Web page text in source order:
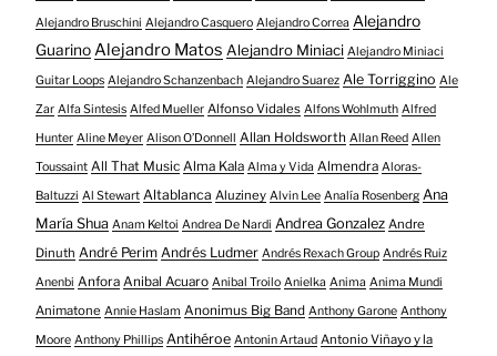
Alejandro Bruschini Alejandro Casquero Alejandro Correa Alejandro
GuarinoAlejandro Matos Alejandro Miniaci Alejandro Miniaci
Guitar Loops Alejandro Schanzenbach Alejandro Suarez Ale Torriggino Ale
Zar Alfa Sintesis Alfed Mueller Alfonso Vidales Alfons Wohlmuth Alfred
Hunter Aline Meyer Alison O​’​Donnell Allan Holdsworth Allan Reed Allen
Toussaint All That Music Alma Kala Alma y Vida Almendra Aloras-
Baltuzzi Al Stewart Altablanca Aluziney Alvin Lee Analía Rosenberg Ana
María Shua Anam Keltoi Andrea De Nardi Andrea Gonzalez Andre
Dinuth André Perim Andrés Ludmer Andrés Rexach Group Andrés Ruiz
Anenbi Anfora Anibal Acuaro Anibal Troilo Anielka Anima Anima Mundi
Animatone Annie Haslam Anonimus Big Band Anthony Garone Anthony
Moore Anthony Phillips Antihéroe Antonin Artaud Antonio Viñayo y la